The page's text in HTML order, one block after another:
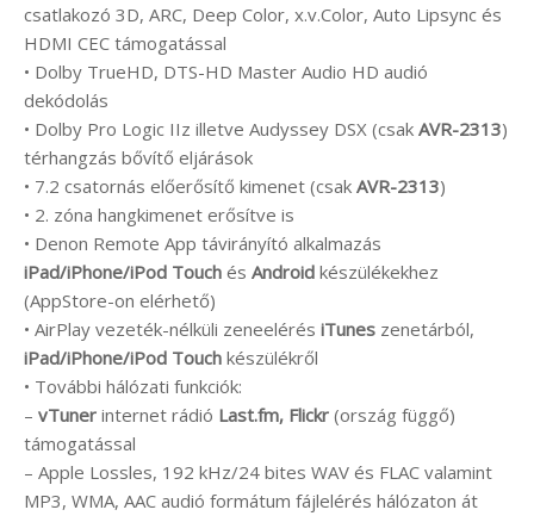
csatlakozó 3D, ARC, Deep Color, x.v.Color, Auto Lipsync és
HDMI CEC támogatással
• Dolby TrueHD, DTS-HD Master Audio HD audió
dekódolás
• Dolby Pro Logic IIz illetve Audyssey DSX (csak AVR-2313)
térhangzás bővítő eljárások
• 7.2 csatornás előerősítő kimenet (csak AVR-2313)
• 2. zóna hangkimenet erősítve is
• Denon Remote App távirányító alkalmazás
iPad/iPhone/iPod Touch és Android készülékekhez
(AppStore-on elérhető)
• AirPlay vezeték-nélküli zeneelérés iTunes zenetárból,
iPad/iPhone/iPod Touch készülékről
• További hálózati funkciók:
– vTuner internet rádió Last.fm, Flickr (ország függő)
támogatással
– Apple Lossles, 192 kHz/24 bites WAV és FLAC valamint
MP3, WMA, AAC audió formátum fájlelérés hálózaton át